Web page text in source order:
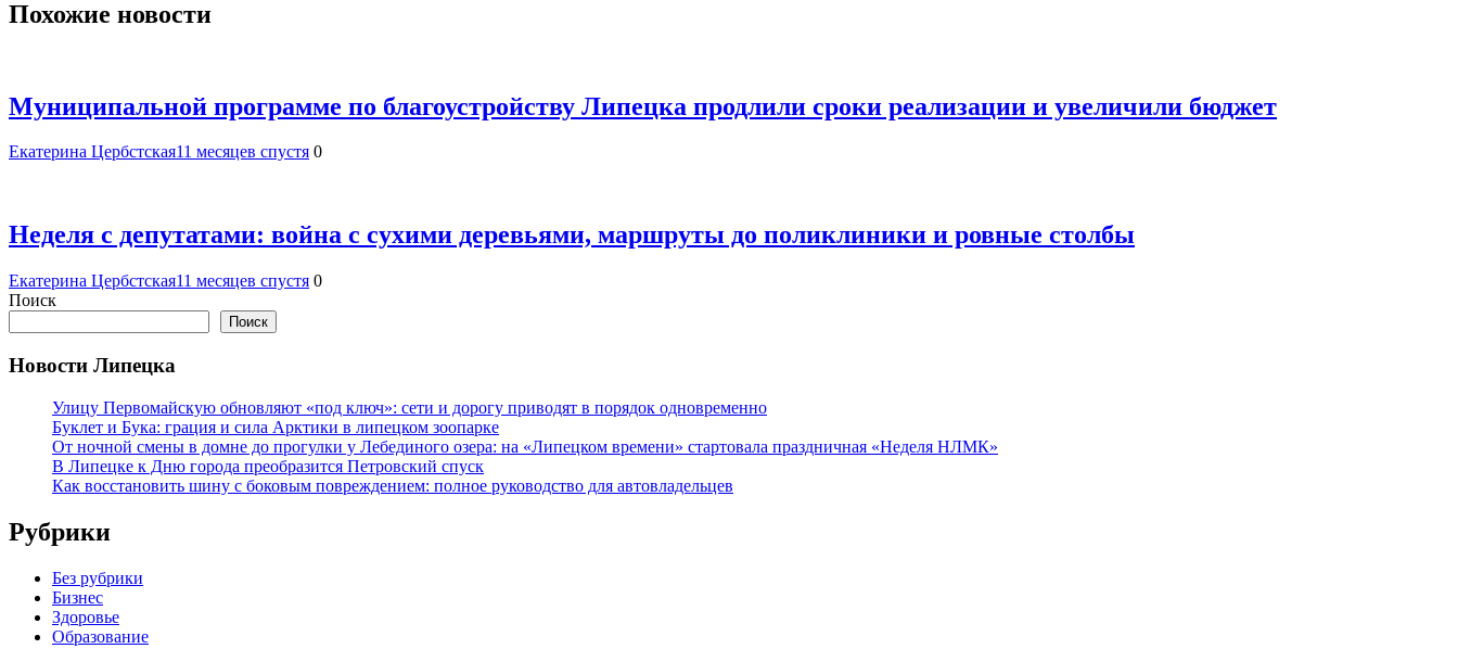
записям
Похожие новости
Муниципальной программе по благоустройству Липецка продлили сроки реализации и увеличили бюджет
Екатерина Цербстская11 месяцев спустя 0
Неделя с депутатами: война с сухими деревьями, маршруты до поликлиники и ровные столбы
Екатерина Цербстская11 месяцев спустя 0
Поиск
Поиск
Новости Липецка
Улицу Первомайскую обновляют «под ключ»: сети и дорогу приводят в порядок одновременно
Буклет и Бука: грация и сила Арктики в липецком зоопарке
От ночной смены в домне до прогулки у Лебединого озера: на «Липецком времени» стартовала праздничная «Неделя НЛМК»
В Липецке к Дню города преобразится Петровский спуск
Как восстановить шину с боковым повреждением: полное руководство для автовладельцев
Рубрики
Без рубрики
Бизнес
Здоровье
Образование